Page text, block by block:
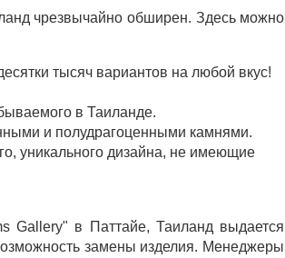
чрезвычайно обширен. Здесь можно
тысяч вариантов на любой вкус!
в Таиланде.
и полудрагоценными камнями.
уникального дизайна, не имеющие
Gallery" в Паттайе, Таиланд выдается
замены изделия. Менеджеры